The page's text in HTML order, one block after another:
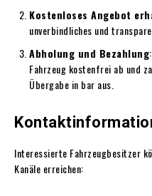
Kostenloses Angebot
unverbindliches und
Abholung und Bezahlung
Fahrzeug kostenfrei ab und
Übergabe in bar aus.
Interessierte Fahrzeugbesitzer
Kanäle erreichen: